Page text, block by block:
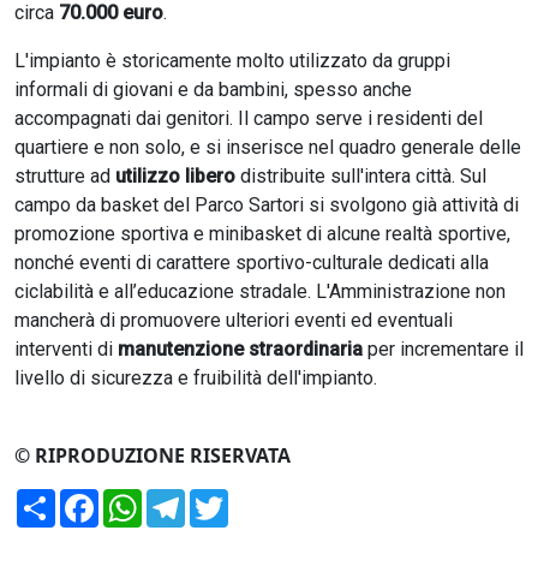
circa 70.000 euro.
L'impianto è storicamente molto utilizzato da gruppi
informali di giovani e da bambini, spesso anche
accompagnati dai genitori. Il campo serve i residenti del
quartiere e non solo, e si inserisce nel quadro generale delle
strutture ad utilizzo libero distribuite sull'intera città. Sul
campo da basket del Parco Sartori si svolgono già attività di
promozione sportiva e minibasket di alcune realtà sportive,
nonché eventi di carattere sportivo-culturale dedicati alla
ciclabilità e all’educazione stradale. L'Amministrazione non
mancherà di promuovere ulteriori eventi ed eventuali
interventi di manutenzione straordinaria per incrementare il
livello di sicurezza e fruibilità dell'impianto.
© RIPRODUZIONE RISERVATA
CondividiFacebookWhatsApp
Telegram